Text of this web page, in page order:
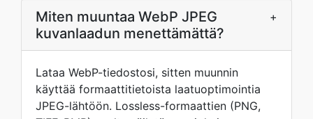
Miten muuntaa WebP JPEG
kuvanlaadun menettämättä?
+
Lataa WebP-tiedostosi, sitten muunnin
käyttää formaattitietoista laatuoptimointia
JPEG-lähtöön. Lossless-formaattien (PNG,